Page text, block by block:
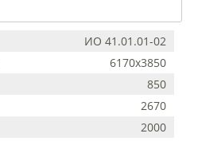
ИО 41.01.01-02
6170х3850
850
2670
2000